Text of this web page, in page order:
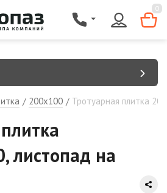
0
/ 200х100 / Тротуарная плитка
листопад на